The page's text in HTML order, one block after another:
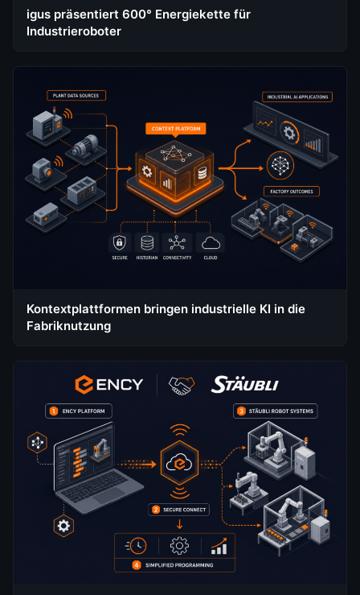
igus präsentiert 600° Energiekette für
Industrieroboter
Kontextplattformen bringen industrielle KI in die
Fabriknutzung